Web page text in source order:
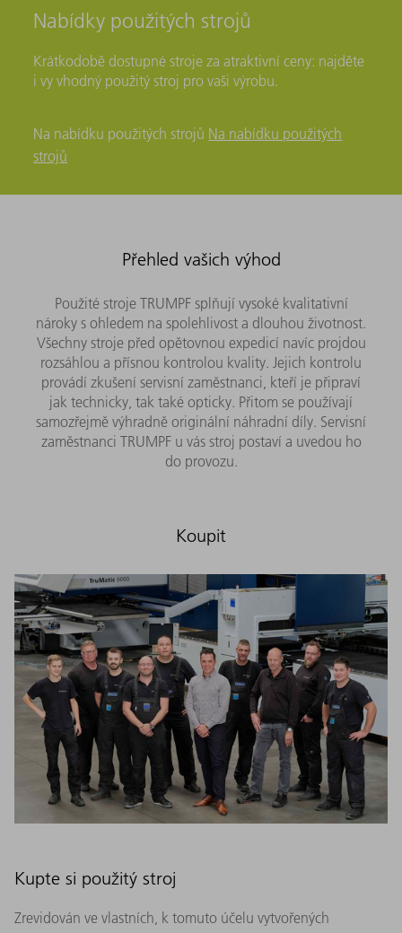
Nabídky použitých strojů
Krátkodobě dostupné stroje za atraktivní ceny: najděte
i vy vhodný použitý stroj pro vaši výrobu.
Na nabídku použitých strojů Na nabídku použitých
strojů
Přehled vašich výhod
Použité stroje TRUMPF splňují vysoké kvalitativní
nároky s ohledem na spolehlivost a dlouhou životnost.
Všechny stroje před opětovnou expedicí navíc projdou
rozsáhlou a přísnou kontrolou kvality. Jejich kontrolu
provádí zkušení servisní zaměstnanci, kteří je připraví
jak technicky, tak také opticky. Přitom se používají
samozřejmě výhradně originální náhradní díly. Servisní
zaměstnanci TRUMPF u vás stroj postaví a uvedou ho
do provozu.
Koupit
Kupte si použitý stroj
Zrevidován ve vlastních, k tomuto účelu vytvořených